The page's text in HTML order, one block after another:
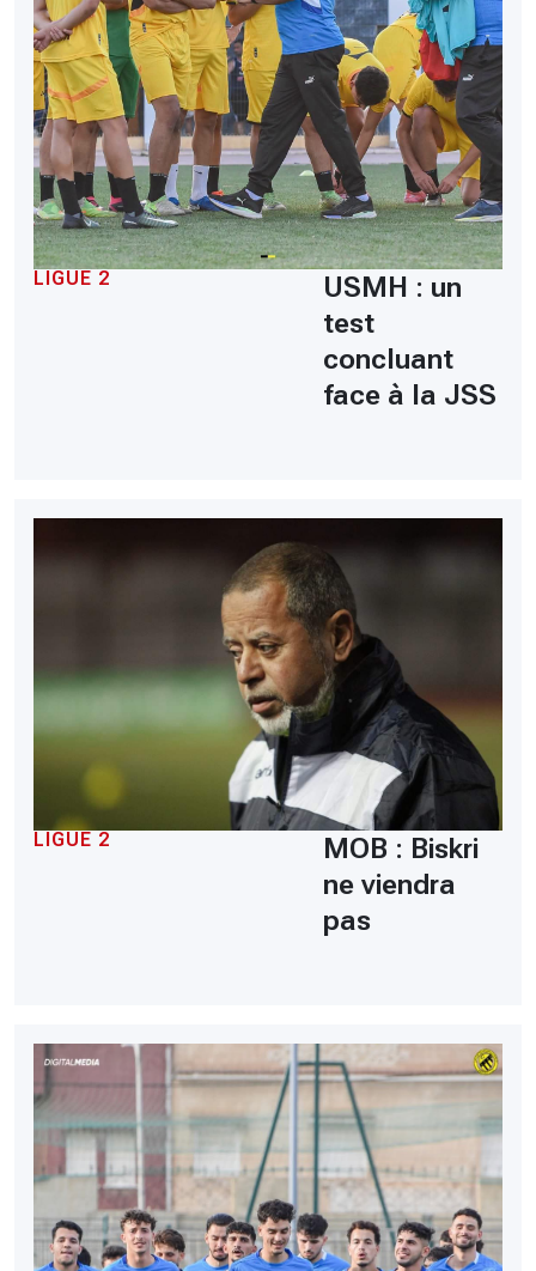
LIGUE 2
USMH : un
test
concluant
face à la JSS
LIGUE 2
MOB : Biskri
ne viendra
pas